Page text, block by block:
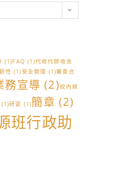
(1)FAQ (1)代收代辦收支
性 (1)安全管理 (1)審查合
務宣導 (2)校內規
(1)研習 (1)簡章 (2)
班行政助